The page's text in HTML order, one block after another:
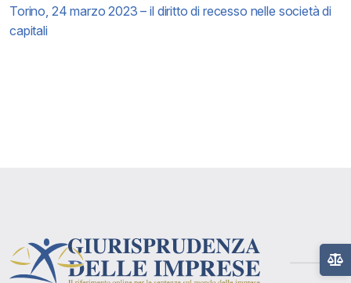
Torino, 24 marzo 2023 – il diritto di recesso nelle società di
capitali